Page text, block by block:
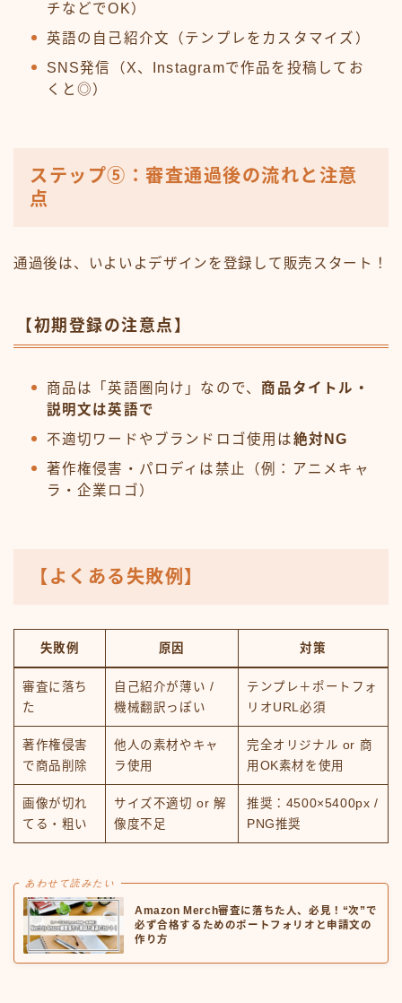
チなどでOK）
英語の自己紹介文（テンプレをカスタマイズ）
SNS発信（X、Instagramで作品を投稿してお
くと◎）
ステップ⑤：審査通過後の流れと注意
点
通過後は、いよいよデザインを登録して販売スタート！
【初期登録の注意点】
商品は「英語圏向け」なので、 商品タイトル・
説明文は英語で
不適切ワードやブランドロゴ使用は絶対NG
著作権侵害・パロディは禁止（例：アニメキャ
ラ・企業ロゴ）
【よくある失敗例】
失敗例 原因 対策
審査に落ち
た
自己紹介が薄い /
機械翻訳っぽい
テンプレ＋ポートフォ
リオURL必須
著作権侵害
で商品削除
他人の素材やキャ
ラ使用
完全オリジナル or 商
用OK素材を使用
画像が切れ
てる・粗い
サイズ不適切 or 解
像度不足
推奨：4500×5400px /
PNG推奨
あわせて読みたい
Amazon Merch審査に落ちた人、必見！“次”で
必ず合格するためのポートフォリオと申請文の
作り方